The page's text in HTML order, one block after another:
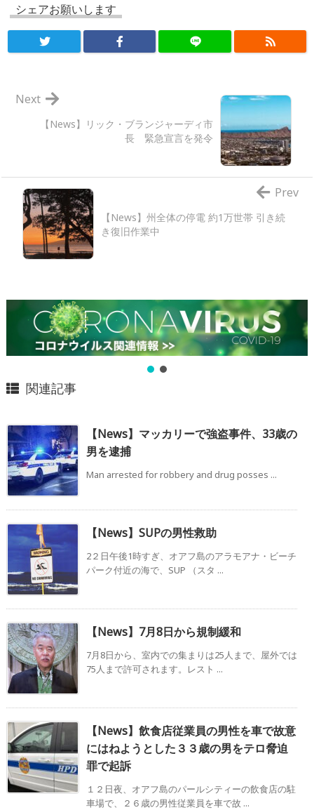
シェアお願いします
【News】リック・ブランジャーディ市
長 緊急宣言を発令
Next
【News】州全体の停電 約1万世帯 引き続
き復旧作業中
Prev
関連記事
【News】マッカリーで強盗事件、33歳の
男を逮捕
Man arrested for robbery and drug posses ...
【News】SUPの男性救助
2２日午後1時すぎ、オアフ島のアラモアナ・ビーチ
パーク付近の海で、SUP （スタ ...
【News】7月8日から規制緩和
7月8日から、室内での集まりは25人まで、屋外では
75人まで許可されます。レスト ...
【News】飲食店従業員の男性を車で故意
にはねようとした３３歳の男をテロ脅迫
罪で起訴
１２日夜、オアフ島のパールシティーの飲食店の駐
車場で、２６歳の男性従業員を車で故 ...